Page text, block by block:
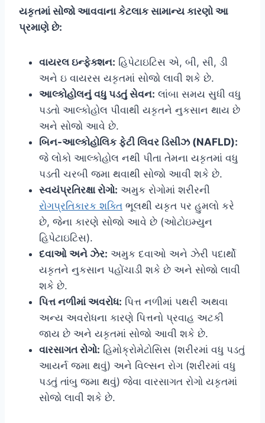
યકૃતમાં સોજો આવવાના કેટલાક સામાન્ય કારણો આ
પ્રમાણે છે:
વાયરલ ઇન્ફેક્શન: હિપેટાઇટિસ એ, બી, સી, ડી
અને ઇ વાયરસ યકૃતમાં સોજો લાવી શકે છે.
આલ્કોહોલનું વધુ પડતું સેવન: લાંબા સમય સુધી વધુ
પડતો આલ્કોહોલ પીવાથી યકૃતને નુકસાન થાય છે
અને સોજો આવે છે.
બિન-આલ્કોહોલિક ફેટી લિવર ડિસીઝ (NAFLD):
જે લોકો આલ્કોહોલ નથી પીતા તેમના યકૃતમાં વધુ
પડતી ચરબી જમા થવાથી સોજો આવી શકે છે.
સ્વયંપ્રતિરક્ષા રોગો: અમુક રોગોમાં શરીરની
રોગપ્રતિકારક શક્તિ ભૂલથી યકૃત પર હુમલો કરે
છે, જેના કારણે સોજો આવે છે (ઓટોઇમ્યુન
હિપેટાઇટિસ).
દવાઓ અને ઝેર: અમુક દવાઓ અને ઝેરી પદાર્થો
યકૃતને નુકસાન પહોંચાડી શકે છે અને સોજો લાવી
શકે છે.
પિત્ત નળીમાં અવરોધ: પિત્ત નળીમાં પથરી અથવા
અન્ય અવરોધના કારણે પિત્તનો પ્રવાહ અટકી
જાય છે અને યકૃતમાં સોજો આવી શકે છે.
વારસાગત રોગો: હિમોક્રોમેટોસિસ (શરીરમાં વધુ પડતું
આયર્ન જમા થવું) અને વિલ્સન રોગ (શરીરમાં વધુ
પડતું તાંબુ જમા થવું) જેવા વારસાગત રોગો યકૃતમાં
સોજો લાવી શકે છે.